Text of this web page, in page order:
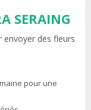
SERAING
envoyer des fleurs
pour une